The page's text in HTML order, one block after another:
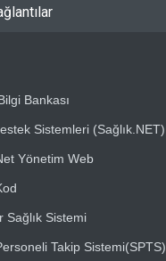
Bankası
Sistemleri (Sağlık.NET)
Yönetim Web
Sağlık Sistemi
Takip Sistemi(SPTS)